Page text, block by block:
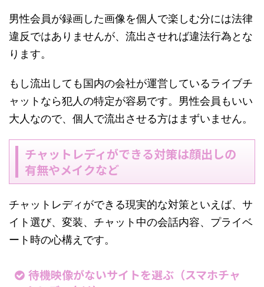
男性会員が録画した画像を個人で楽しむ分には法律
違反ではありませんが、流出させれば違法行為とな
ります。
もし流出しても国内の会社が運営しているライブチ
ャットなら犯人の特定が容易です。男性会員もいい
大人なので、個人で流出させる方はまずいません。
チャットレディができる対策は顔出しの
有無やメイクなど
チャットレディができる現実的な対策といえば、サ
イト選び、変装、チャット中の会話内容、プライベ
ート時の心構えです。
待機映像がないサイトを選ぶ（スマホチャ